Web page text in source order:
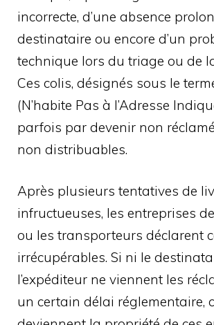
incorrecte, d’une absence
destinataire ou encore d’un
technique lors du triage ou de
Ces colis, désignés sous le
(N’habite Pas à l’Adresse
parfois par devenir non
non distribuables.
Après plusieurs tentatives de
infructueuses, les entreprises
ou les transporteurs déclarent
irrécupérables. Si ni le
l’expéditeur ne viennent les
un certain délai réglementaire,